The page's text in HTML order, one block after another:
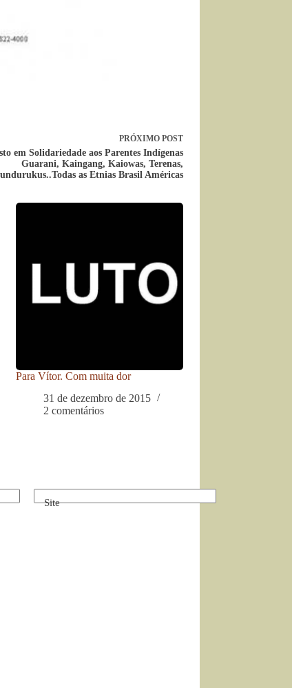
PRÓXIMO POST
em Solidariedade aos Parentes Indígenas
Guarani, Kaingang, Kaiowas, Terenas,
as Etnias Brasil Américas
Para Vítor. Com muita dor
31 de dezembro de 2015
2 comentários
Site